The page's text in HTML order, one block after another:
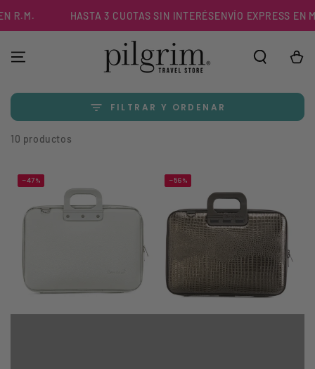
CONTENIDOHASTA 3 CUOTAS SIN INTERÉSENVÍO EXPRESS EN
Carrito
FILTRAR Y ORDENAR
10 productos
–47% –56%